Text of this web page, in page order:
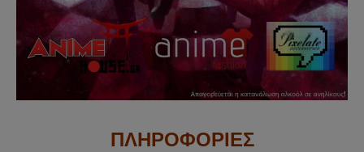
ΠΛΗΡΟΦΟΡΙΕΣ